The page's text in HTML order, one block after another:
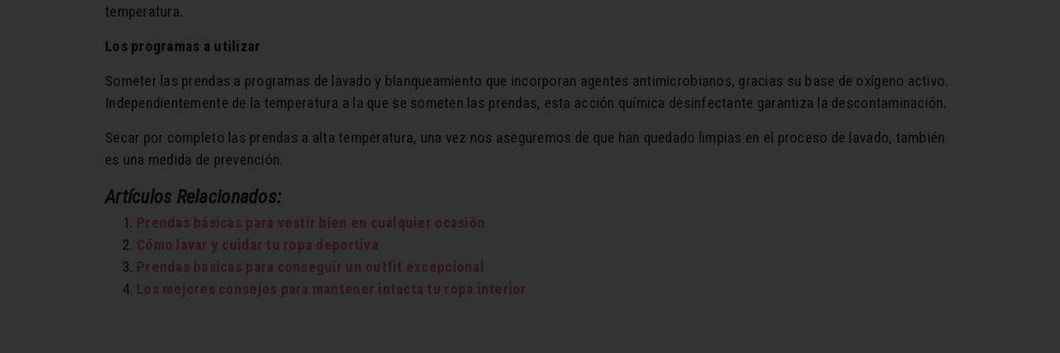
temperatura.
Los programas a utilizar
Someter las prendas a programas de lavado y blanqueamiento que incorporan agentes antimicrobianos, gracias su base de oxígeno activo.
Independientemente de la temperatura a la que se someten las prendas, esta acción química desinfectante garantiza la descontaminación.
Secar por completo las prendas a alta temperatura, una vez nos aseguremos de que han quedado limpias en el proceso de lavado, también
es una medida de prevención.
Artículos Relacionados:
Prendas básicas para vestir bien en cualquier ocasión
Cómo lavar y cuidar tu ropa deportiva
Prendas basicas para conseguir un outfit excepcional
Los mejores consejos para mantener intacta tu ropa interior